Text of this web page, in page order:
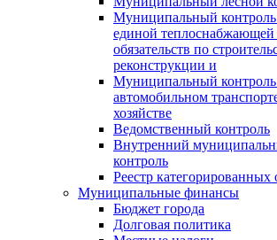
Муниципальный
единой теплоснабжающей
обязательств по
реконструкции и
Муниципальный контроль
автомобильном
хозяйстве
Ведомственный контроль
Внутренний
контроль
Реестр категорированных
Муниципальные финансы
Бюджет города
Долговая политика